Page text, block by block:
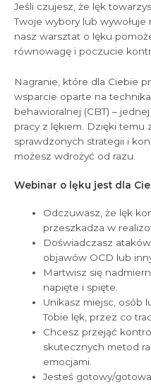
Jeśli czujesz, że lęk
Twoje wybory lub
nasz warsztat o lęku
równowagę i poczucie
Nagranie, które dla Ciebie
wsparcie oparte na
behawioralnej (CBT) –
pracy z lękiem. Dzięki temu
sprawdzonych strategii i
możesz wdrożyć od razu.
Webinar o lęku jest dla
Odczuwasz, że lęk
przeszkadza w
Doświadczasz
objawów OCD lub
Martwisz się
napięte i spięte.
Unikasz miejsc, osób
Tobie lęk, przez co
Chcesz przejąć
skutecznych metod
emocjami.
Jesteś gotowy/gotowa